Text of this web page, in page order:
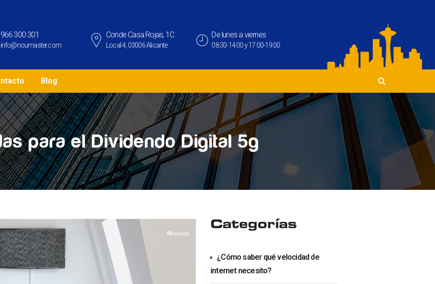
966 300 301
info@noumaster.com
Conde Casa Rojas, 1C
Local 4, 03006 Alicante
De lunes a viernes
08:30-14:00 y 17:00-19:00
Blog
para el Dividendo Digital 5g
Categorías
¿Cómo saber qué velocidad de
internet necesito?